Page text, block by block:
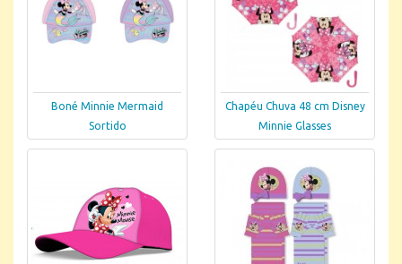
Boné Minnie Mermaid
Sortido
Chapéu Chuva 48 cm Disney
Minnie Glasses